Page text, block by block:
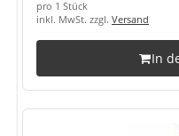
pro 1 Stück
inkl. MwSt. zzgl. Versand
In